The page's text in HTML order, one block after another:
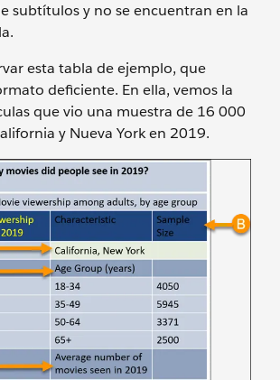
subtítulos y no se encuentran en la
esta tabla de ejemplo, que
deficiente. En ella, vemos la
que vio una muestra de 16 000
y Nueva York en 2019.